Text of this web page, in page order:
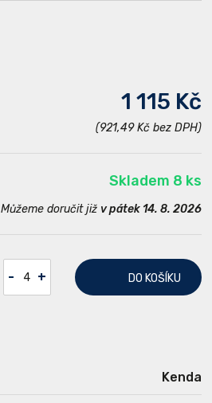
1 115 Kč
(921,49 Kč bez DPH)
Skladem 8 ks
Můžeme doručit již v pátek 14. 8. 2026
- + DO KOŠÍKU
Kenda